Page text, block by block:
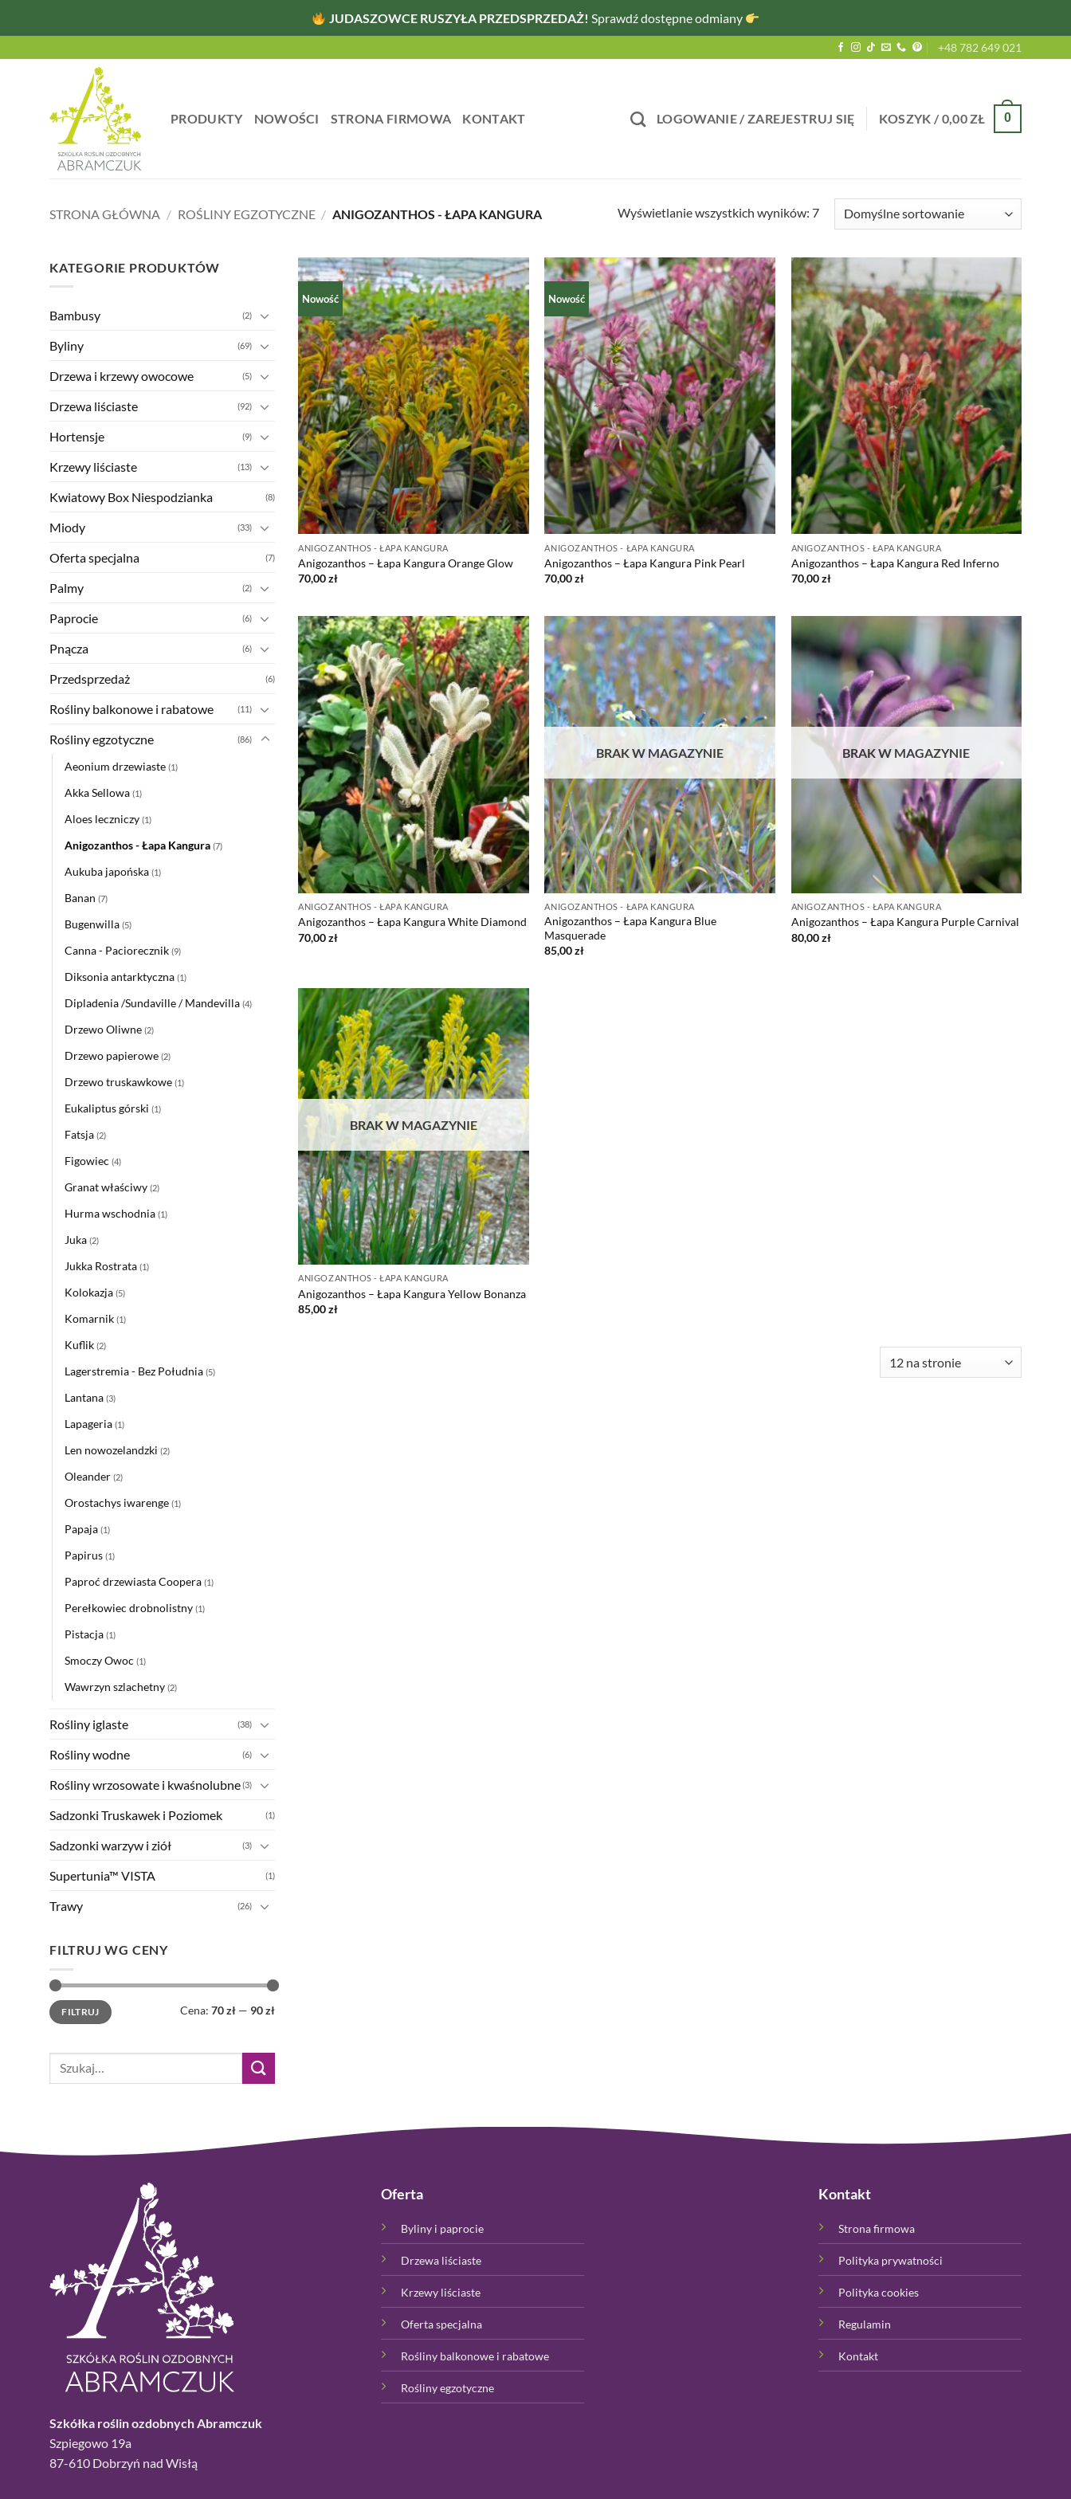
JUDASZOWCE RUSZYŁA PRZEDSPRZEDAŻ! Sprawdź dostępne odmiany
+48 782 649 021
PRODUKTY NOWOŚCI STRONA FIRMOWA KONTAKT LOGOWANIE / ZAREJESTRUJ SIĘ KOSZYK /0,00ZŁ 0
STRONA GŁÓWNA / ROŚLINY EGZOTYCZNE / ANIGOZANTHOS - ŁAPA KANGURA Wyświetlanie wszystkich wyników: 7
KATEGORIE PRODUKTÓW
Bambusy (2)
Byliny (69)
Drzewa i krzewy owocowe (5)
Drzewa liściaste (92)
Hortensje (9)
Krzewy liściaste (13)
Kwiatowy Box Niespodzianka (8)
Miody (33)
Oferta specjalna (7)
Palmy (2)
Paprocie (6)
Pnącza (6)
Przedsprzedaż (6)
Rośliny balkonowe i rabatowe (11)
Rośliny egzotyczne (86)
Aeonium drzewiaste (1)
Akka Sellowa (1)
Aloes leczniczy (1)
Anigozanthos - Łapa Kangura (7)
Aukuba japońska (1)
Banan (7)
Bugenwilla (5)
Canna - Paciorecznik (9)
Diksonia antarktyczna (1)
Dipladenia /Sundaville / Mandevilla (4)
Drzewo Oliwne (2)
Drzewo papierowe (2)
Drzewo truskawkowe (1)
Eukaliptus górski (1)
Fatsja (2)
Figowiec (4)
Granat właściwy (2)
Hurma wschodnia (1)
Juka (2)
Jukka Rostrata (1)
Kolokazja (5)
Komarnik (1)
Kuflik (2)
Lagerstremia - Bez Południa (5)
Lantana (3)
Lapageria (1)
Len nowozelandzki (2)
Oleander (2)
Orostachys iwarenge (1)
Papaja (1)
Papirus (1)
Paproć drzewiasta Coopera (1)
Perełkowiec drobnolistny (1)
Pistacja (1)
Smoczy Owoc (1)
Wawrzyn szlachetny (2)
Rośliny iglaste (38)
Rośliny wodne (6)
Rośliny wrzosowate i kwaśnolubne(3)
Sadzonki Truskawek i Poziomek (1)
Sadzonki warzyw i ziół (3)
Supertunia™ VISTA (1)
Trawy (26)
FILTRUJ WG CENY
Cena
min
Cena
maxFILTRUJ Cena: 70 zł— 90 zł
Szukaj:
Nowość
ANIGOZANTHOS - ŁAPA KANGURA
Anigozanthos – Łapa Kangura Orange Glow
70,00zł
Nowość
ANIGOZANTHOS - ŁAPA KANGURA
Anigozanthos – Łapa Kangura Pink Pearl
70,00zł
ANIGOZANTHOS - ŁAPA KANGURA
Anigozanthos – Łapa Kangura Red Inferno
70,00zł
ANIGOZANTHOS - ŁAPA KANGURA
Anigozanthos – Łapa Kangura White Diamond
70,00zł
BRAK W MAGAZYNIE
ANIGOZANTHOS - ŁAPA KANGURA
Anigozanthos – Łapa Kangura Blue
Masquerade
85,00zł
BRAK W MAGAZYNIE
ANIGOZANTHOS - ŁAPA KANGURA
Anigozanthos – Łapa Kangura Purple Carnival
80,00zł
BRAK W MAGAZYNIE
ANIGOZANTHOS - ŁAPA KANGURA
Anigozanthos – Łapa Kangura Yellow Bonanza
85,00zł
Szkółka roślin ozdobnych Abramczuk
Szpiegowo 19a
87-610 Dobrzyń nad Wisłą
Oferta
Byliny i paprocie
Drzewa liściaste
Krzewy liściaste
Oferta specjalna
Rośliny balkonowe i rabatowe
Rośliny egzotyczne
Kontakt
Strona firmowa
Polityka prywatności
Polityka cookies
Regulamin
Kontakt